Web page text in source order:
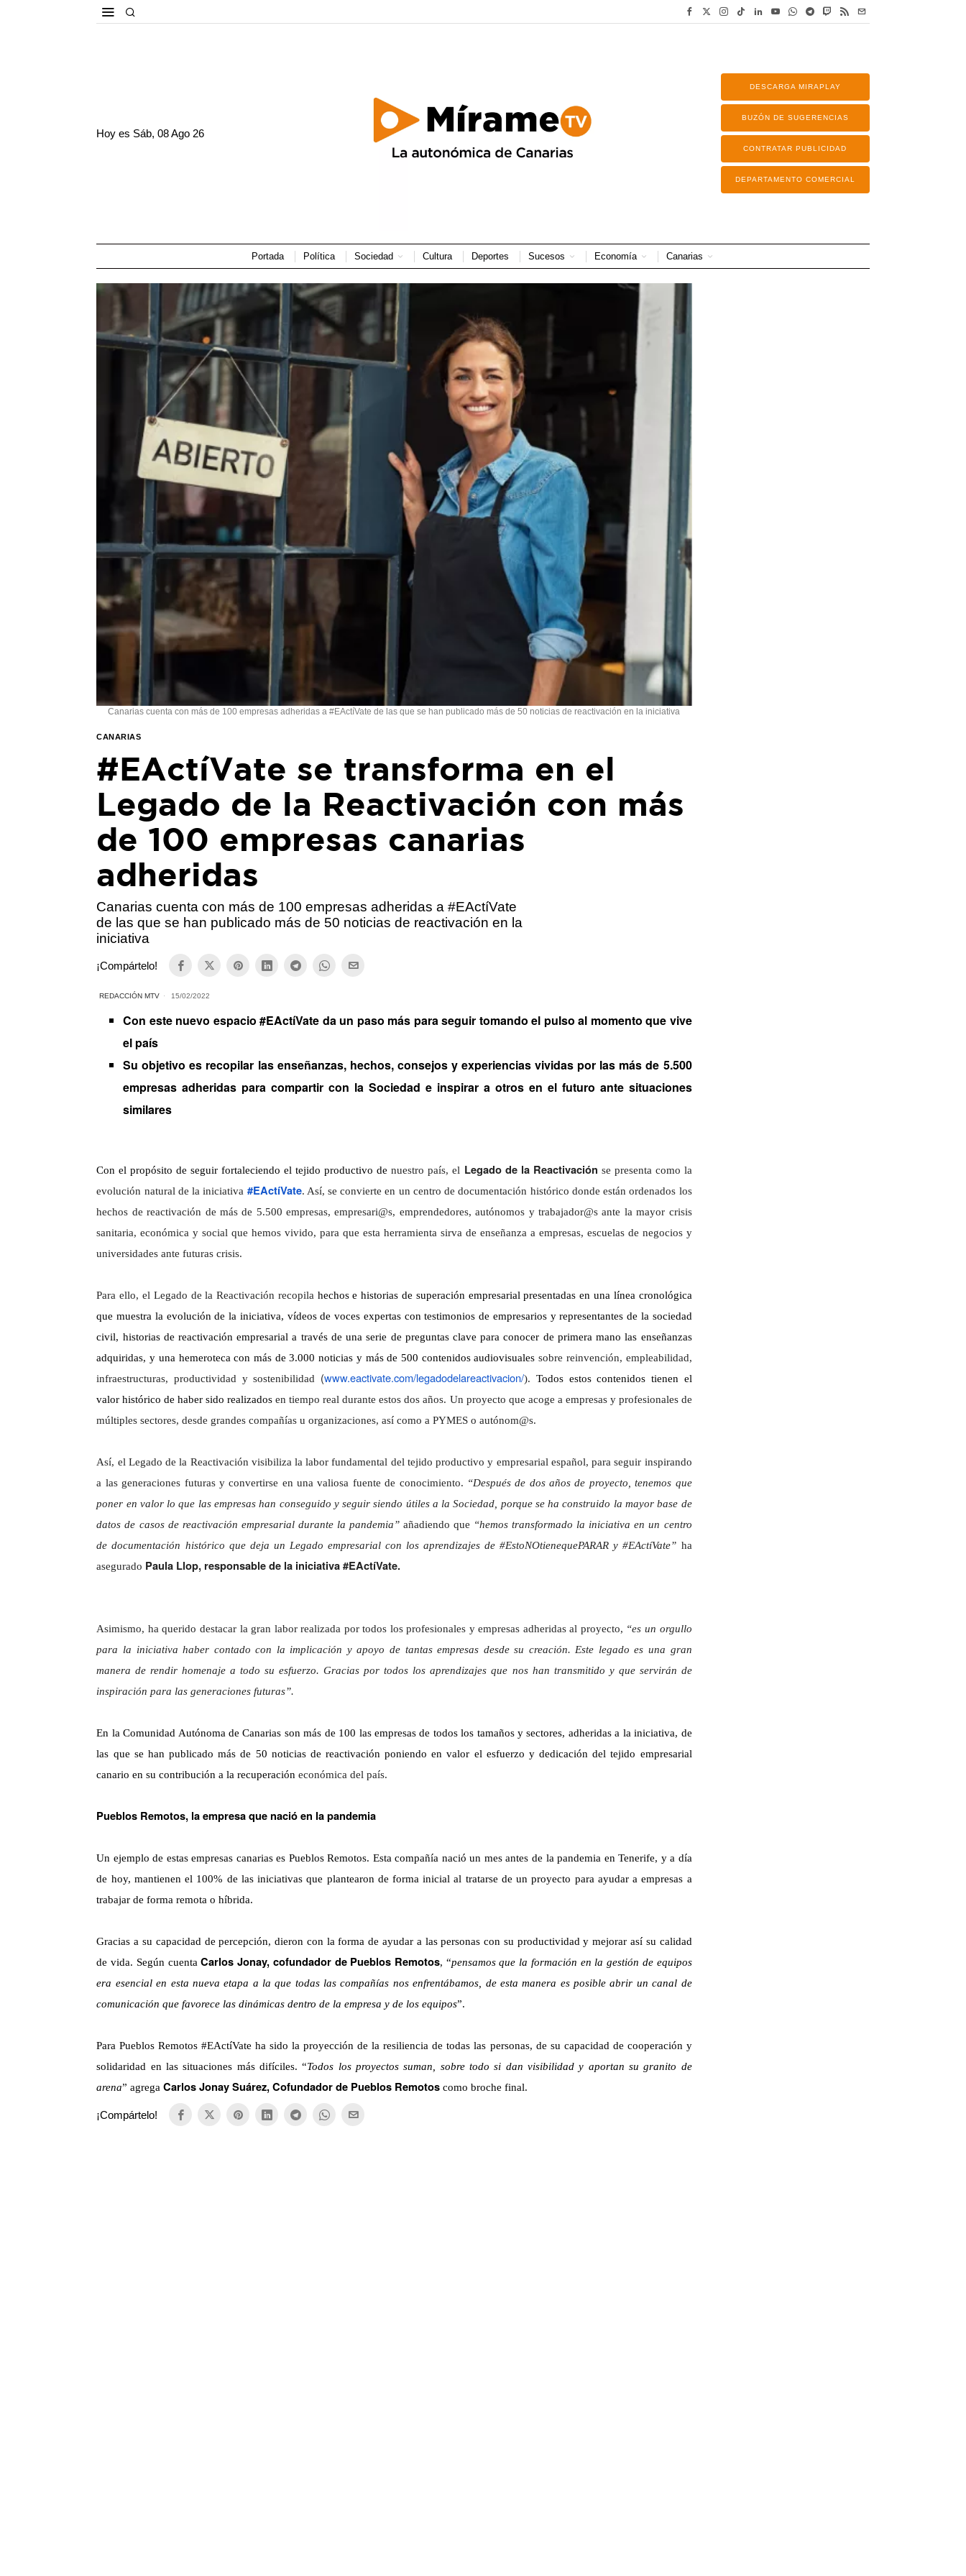
Hoy es Sáb, 08 Ago 26
DESCARGA MIRAPLAY
BUZÓN DE SUGERENCIAS
CONTRATAR PUBLICIDAD
DEPARTAMENTO COMERCIAL
Portada Política Sociedad Cultura Deportes Sucesos Economía Canarias
Canarias cuenta con más de 100 empresas adheridas a #EActíVate de las que se han publicado más de 50 noticias de reactivación en la iniciativa
CANARIAS
#EActíVate se transforma en el
Legado de la Reactivación con más
de 100 empresas canarias
adheridas
Canarias cuenta con más de 100 empresas adheridas a #EActíVate
de las que se han publicado más de 50 noticias de reactivación en la
iniciativa
¡Compártelo!
REDACCIÓN MTV 15/02/2022
Con este nuevo espacio #EActíVate da un paso más para seguir tomando el pulso al momento que vive
el país
Su objetivo es recopilar las enseñanzas, hechos, consejos y experiencias vividas por las más de 5.500
empresas adheridas para compartir con la Sociedad e inspirar a otros en el futuro ante situaciones
similares
Con el propósito de seguir fortaleciendo el tejido productivo denuestro país, el Legado de la Reactivación se presenta como la
evolución natural de la iniciativa #EActíVate. Así, se convierte en un centro de documentación histórico donde están ordenados los
hechos de reactivación de más de 5.500 empresas, empresari@s, emprendedores, autónomos y trabajador@s ante la mayor crisis
sanitaria, económica y social que hemos vivido, para que esta herramienta sirva de enseñanza a empresas, escuelas de negocios y
universidades ante futuras crisis.
Para ello, el Legado de la Reactivación recopila hechos e historias de superación empresarial presentadas en una línea cronológica
que muestra la evolución de la iniciativa, vídeos de voces expertas con testimonios de empresarios y representantes de la sociedad
civil, historias de reactivación empresarial a través de una serie de preguntas clave para conocer de primera mano las enseñanzas
adquiridas, y una hemeroteca con más de 3.000 noticias y más de 500 contenidos audiovisualessobre reinvención, empleabilidad,
infraestructuras, productividad y sostenibilidad
(www.eactivate.com/legadodelareactivacion/). Todos estos contenidos tienen el
valor histórico de haber sido realizadosen tiempo real durante estos dos años. Un proyecto que acoge a empresas y profesionales de
múltiples sectores, desde grandes compañías u organizaciones, así como a PYMES o autónom@s.
Así, el Legado de la Reactivación visibiliza la labor fundamental del tejido productivo y empresarial español, para seguir inspirando
a las generaciones futuras y convertirse en una valiosa fuente de conocimiento. “Después de dos años de proyecto, tenemos que
poner en valor lo que las empresas han conseguido y seguir siendo útiles a la Sociedad, porque se ha construido la mayor base de
datos de casos de reactivación empresarial durante la pandemia”añadiendo que “hemos transformado la iniciativa en un centro
de documentación histórico que deja un Legado empresarial con los aprendizajes de #EstoNOtienequePARAR y #EActíVate” ha
asegurado Paula Llop, responsable de la iniciativa #EActíVate.
Asimismo, ha querido destacar la gran labor realizada por todos los profesionales y empresas adheridas al proyecto, “es un orgullo
para la iniciativa haber contado con la implicación y apoyo de tantas empresas desde su creación. Este legado es una gran
manera de rendir homenaje a todo su esfuerzo. Gracias por todos los aprendizajes que nos han transmitido y que servirán de
inspiración para las generaciones futuras”.
En la Comunidad Autónoma de Canarias son más de 100 las empresas de todos los tamaños y sectores, adheridas a la iniciativa, de
las que se han publicado más de 50 noticias de reactivación poniendo en valor el esfuerzo y dedicación del tejido empresarial
canario en su contribución a la recuperacióneconómica del país.
Pueblos Remotos, la empresa que nació en la pandemia
Un ejemplo de estas empresas canarias es Pueblos Remotos. Esta compañía nació un mes antes de la pandemia en Tenerife, y a día
de hoy, mantienen el 100% de las iniciativas que plantearon de forma inicial al tratarse de un proyecto para ayudar a empresas a
trabajar de forma remota o híbrida.
Gracias a su capacidad de percepción, dieron con la forma de ayudar a las personas con su productividad y mejorar así su calidad
de vida. Según cuentaCarlos Jonay, cofundador de Pueblos Remotos, “pensamos que la formación en la gestión de equipos
era esencial en esta nueva etapa a la que todas las compañías nos enfrentábamos, de esta manera es posible abrir un canal de
comunicación que favorece las dinámicas dentro de la empresa y de los equipos”.
Para Pueblos Remotos #EActíVate ha sido la proyección de la resiliencia de todas las personas, de su capacidad de cooperación y
solidaridad en las situaciones más difíciles. “Todos los proyectos suman, sobre todo si dan visibilidad y aportan su granito de
arena” agregaCarlos Jonay Suárez, Cofundador de Pueblos Remotos como broche final.
¡Compártelo!